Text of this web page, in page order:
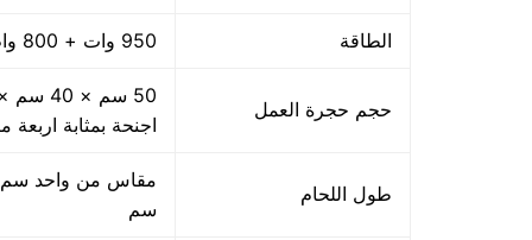
الطاقة 950 وات + 800 واط اللحام
حجم حجرة العمل
اجنحة بمثابة اربعة
طول اللحام
سم